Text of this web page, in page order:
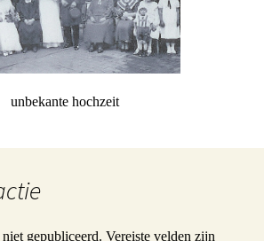
unbekante hochzeit
gepubliceerd. Vereiste velden zijn